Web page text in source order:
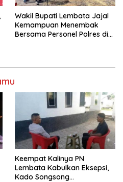
Wakil Bupati Lembata Jajal
Kemampuan Menembak
Bersama Personel Polres di
Keempat Kalinya PN
Lembata Kabulkan Eksepsi,
Kado Songsong